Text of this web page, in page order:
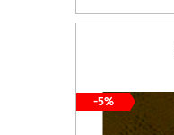
-5%